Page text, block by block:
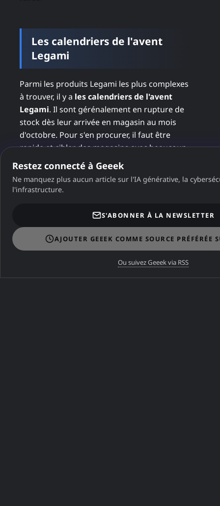
Les calendriers de l'avent
Legami
Parmi les produits Legami les plus complexes
à trouver, il y a les calendriers de l'avent
Legami. Il sont gérénalement en rupture de
stock dès leur arrivée en magasin au mois
d'octobre. Pour s'en procurer, il faut être
rapide et cibler des magasins avec beaucoup
de produits en stock. Ils sont fabriqués en
édition limitée et sont commercialisés autour
de 45 euros. On peut en trouver sur
Erreur de connexion
Vérifiez votre connexion ou réessayez plus tard
Restez connecté à Geeek
Ne manquez plus aucun article sur l'IA générative, la
l'infrastructure.
S'ABONNER À LA NEWSLETTER
AJOUTER GEEEK COMME SOURCE PRÉFÉRÉE
Ou suivez Geeek via RSS